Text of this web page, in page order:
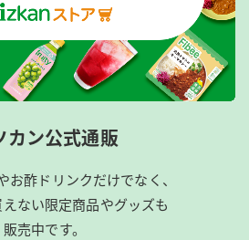
カン公式通販
お酢ドリンクだけでなく、
ない限定商品やグッズも
販売中です。